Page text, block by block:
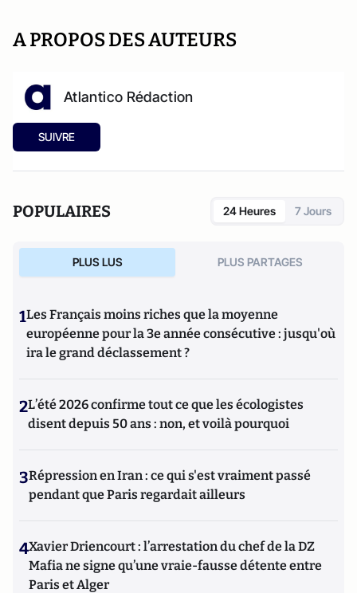
A PROPOS DES AUTEURS
Atlantico Rédaction
SUIVRE
POPULAIRES 24 Heures 7 Jours
PLUS LUS PLUS PARTAGES
1Les Français moins riches que la moyenne
européenne pour la 3e année consécutive : jusqu'où
ira le grand déclassement ?
2L’été 2026 confirme tout ce que les écologistes
disent depuis 50 ans : non, et voilà pourquoi
3Répression en Iran : ce qui s'est vraiment passé
pendant que Paris regardait ailleurs
4Xavier Driencourt : l’arrestation du chef de la DZ
Mafia ne signe qu’une vraie-fausse détente entre
Paris et Alger